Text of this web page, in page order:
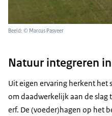
Beeld: © Marcus Pasveer
Natuur integreren
Uit eigen ervaring herkent het
om daadwerkelijk aan de
erf. De (voeder)hagen op het